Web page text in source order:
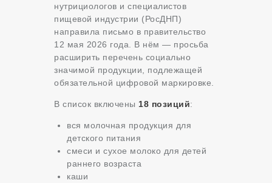
нутрициологов и специалистов
пищевой индустрии (РосДНП)
направила письмо в правительство
12 мая 2026 года. В нём — просьба
расширить перечень социально
значимой продукции, подлежащей
обязательной цифровой маркировке.
В список включены 18 позиций:
вся молочная продукция для
детского питания
смеси и сухое молоко для детей
раннего возраста
каши